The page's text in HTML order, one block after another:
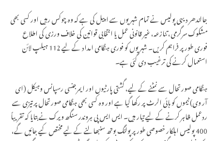
جالندھر دیہی پولیس نے تمام شہریوں سے اپیل کی ہے کہ وہ چوکس رہیں اور کسی بھی
مشکوک سرگرمی، تنازعہ، غیر قانونی عمل یا انتخابی قوانین کی خلاف ورزی کی اطلاع
فوری طور پر فراہم کریں۔ شہریوں کو فوری ہنگامی امداد کے لیے 112 ہیلپ لائن
استعمال کرنے کی ترغیب دی گئی ہے۔
ہنگامی صورتحال سے نمٹنے کے لیے، گشتی پارٹیوں اور ایمرجنسی رسپانس وہیکل (ای
آر وی) ٹیموں کو ہائی الرٹ پر رکھا گیا ہے اور وہ کسی بھی ہنگامی صورتحال پر تیزی سے
ردعمل ظاہر کرنے کے لیے تیار ہیں۔ ایس ایس پی ہروندر سنگھ ویرک نے بتایا کہ تقریباً
400 پولیس اہلکار خصوصی طور پر پولنگ بوتھ سنبھالنے کے لیے مختص کیے جائیں گے،